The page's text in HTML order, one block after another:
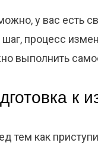
у вас есть
шаг, процесс
выполнить
к
тем как